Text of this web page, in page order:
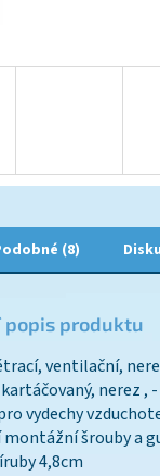
(8)
popis produktu
ventilační,
nerez ,
vydechy
montážní šrouby a
4,8cm